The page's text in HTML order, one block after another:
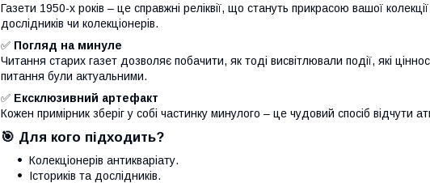
Газети 1950-х років – це справжні реліквії, що стануть прикрасою вашої
дослідників чи колекціонерів.
✅ Погляд на минуле
Читання старих газет дозволяє побачити, як тоді висвітлювали події, які
питання були актуальними.
✅ Ексклюзивний артефакт
Кожен примірник зберіг у собі частинку минулого – це чудовий спосіб відчути
🎯 Для кого підходить?
Колекціонерів антикваріату.
Істориків та дослідників.